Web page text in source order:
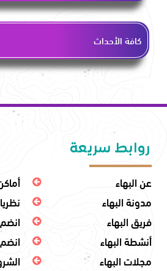
كافة الأحداث
روابط سريعة
عن البهاء
مدونة البهاء
فريق البهاء
أنشطة البهاء
مجلات البهاء